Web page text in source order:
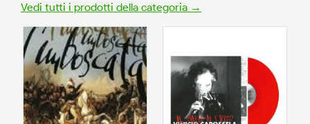
Vedi tutti i prodotti della categoria →